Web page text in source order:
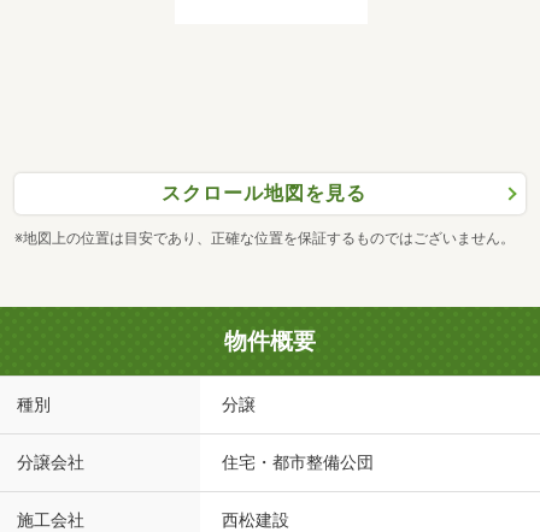
スクロール地図を見る
※地図上の位置は目安であり、正確な位置を保証するものではございません。
物件概要
種別 分譲
分譲会社 住宅・都市整備公団
施工会社 西松建設